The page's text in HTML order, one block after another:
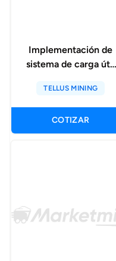
Implementación de
sistema de carga útil
TELLUS MINING
COTIZAR